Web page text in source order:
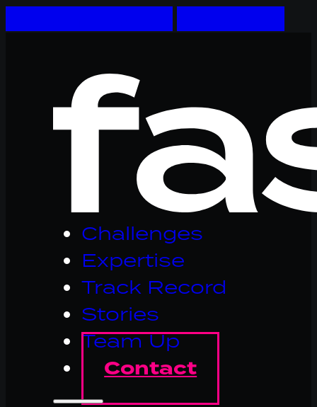
Logo
Fastware,
homepage
Challenges
Expertise
Track Record
Stories
Team Up
Contact